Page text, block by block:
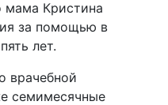
мама Кристина
за помощью в
лет.
врачебной
семимесячные